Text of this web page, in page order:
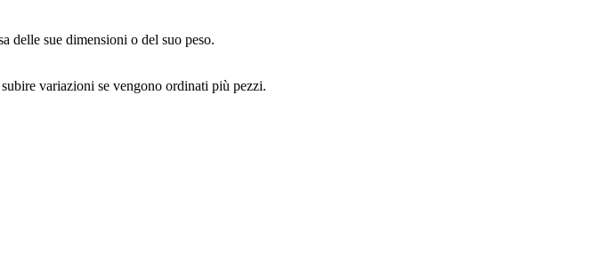
delle sue dimensioni o del suo peso.
variazioni se vengono ordinati più pezzi.